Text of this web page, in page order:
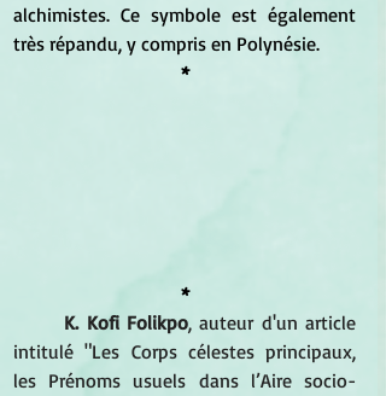
alchimistes. Ce symbole est également
très répandu, y compris en Polynésie.
*
*
K. Kofi Folikpo, auteur d'un article
intitulé "Les Corps célestes principaux,
les Prénoms usuels dans l’Aire socio-